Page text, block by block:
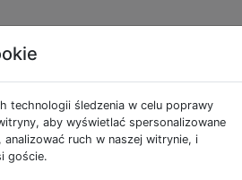
na
technologii śledzenia w celu poprawy
aby wyświetlać spersonalizowane
ruch w naszej witrynie, i
goście.